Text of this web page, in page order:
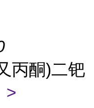
丙酮)二钯
>